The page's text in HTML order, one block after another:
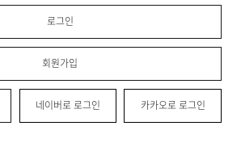
로그인
회원가입
네이버로 로그인 카카오로 로그인